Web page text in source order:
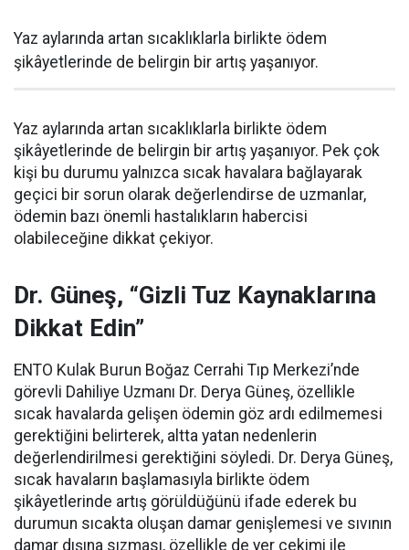
Yaz aylarında artan sıcaklıklarla birlikte ödem
şikâyetlerinde de belirgin bir artış yaşanıyor.
Yaz aylarında artan sıcaklıklarla birlikte ödem
şikâyetlerinde de belirgin bir artış yaşanıyor. Pek çok
kişi bu durumu yalnızca sıcak havalara bağlayarak
geçici bir sorun olarak değerlendirse de uzmanlar,
ödemin bazı önemli hastalıkların habercisi
olabileceğine dikkat çekiyor.
Dr. Güneş, “Gizli Tuz Kaynaklarına
Dikkat Edin”
ENTO Kulak Burun Boğaz Cerrahi Tıp Merkezi’nde
görevli Dahiliye Uzmanı Dr. Derya Güneş, özellikle
sıcak havalarda gelişen ödemin göz ardı edilmemesi
gerektiğini belirterek, altta yatan nedenlerin
değerlendirilmesi gerektiğini söyledi. Dr. Derya Güneş,
sıcak havaların başlamasıyla birlikte ödem
şikâyetlerinde artış görüldüğünü ifade ederek bu
durumun sıcakta oluşan damar genişlemesi ve sıvının
damar dışına sızması, özellikle de yer çekimi ile